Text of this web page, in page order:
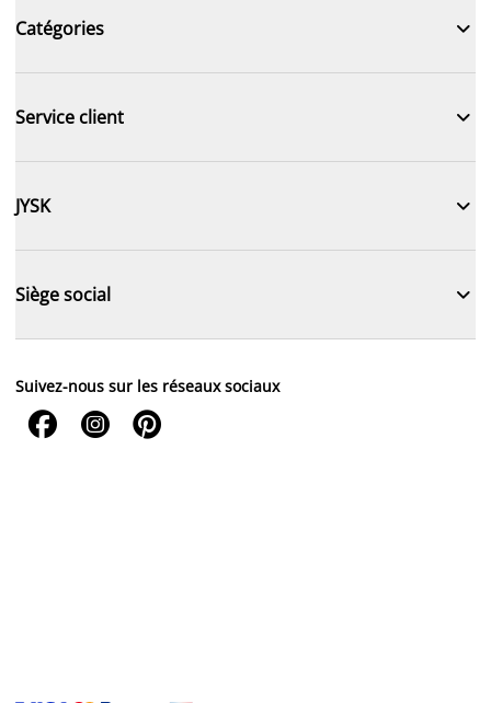
Catégories 
Service client 
JYSK 
Siège social 
Suivez-nous sur les réseaux sociaux
  